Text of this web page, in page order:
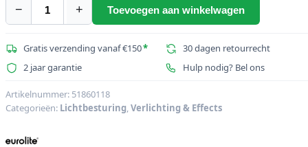
€60,95.€59,09.
−
EUROLITE
DMX512
Interface/Update-
aantal
+ Toevoegen aan winkelwagen
Gratis verzending vanaf €150*
30 dagen retourrecht
2 jaar garantie
Hulp nodig? Bel ons
Artikelnummer: 51860118
Categorieën: Lichtbesturing,Verlichting & Effects